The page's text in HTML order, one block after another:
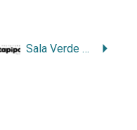
Sala Verde dos Três Climas